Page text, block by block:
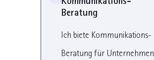
Kommunikations-
Beratung
Ich biete Kommunikations-
Beratung für Unternehmen